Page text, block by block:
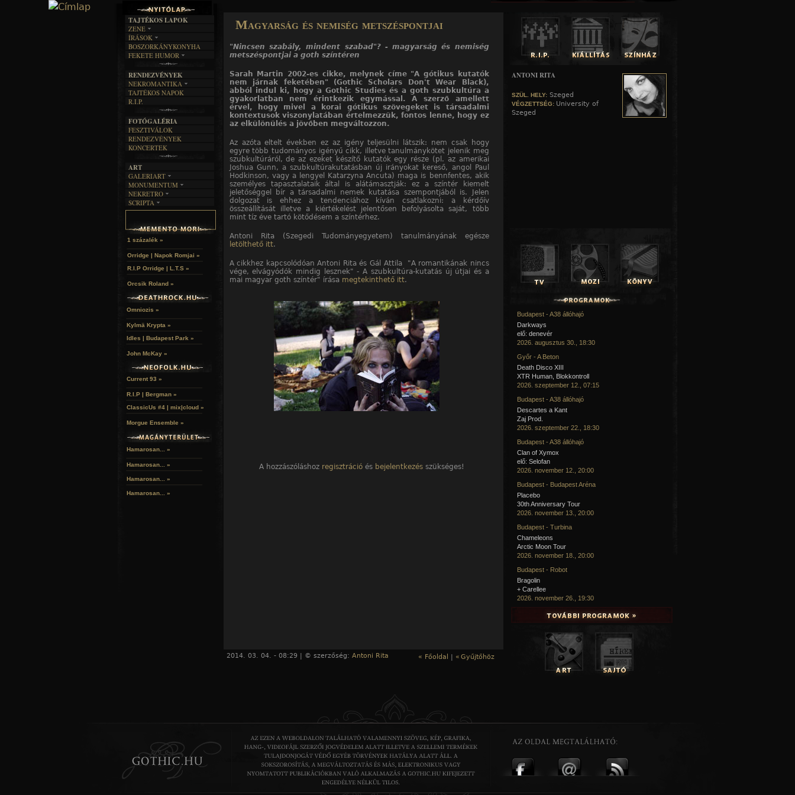
Magyarság és nemiség metszéspontjai
"Nincsen szabály, mindent szabad"? - magyarság és nemiség
metszéspontjai a goth színtéren
Sarah Martin 2002-es cikke, melynek címe "A gótikus kutatók
nem járnak feketében" (Gothic Scholars Don't Wear Black),
abból indul ki, hogy a Gothic Studies és a goth szubkultúra a
gyakorlatban nem érintkezik egymással. A szerző amellett
érvel, hogy mivel a korai gótikus szövegeket is társadalmi
kontextusok viszonylatában értelmezzük, fontos lenne, hogy ez
az elkülönülés a jövőben megváltozzon.
Az azóta eltelt években ez az igény teljesülni látszik: nem csak hogy
egyre több tudományos igényű cikk, illetve tanulmánykötet jelenik meg
szubkultúráról, de az ezeket készítő kutatók egy része (pl. az amerikai
Joshua Gunn, a szubkultúrakutatásban új irányokat kereső, angol Paul
Hodkinson, vagy a lengyel Katarzyna Ancuta) maga is bennfentes, akik
személyes tapasztalataik által is alátámasztják: ez a színtér kiemelt
jeletőséggel bír a társadalmi nemek kutatása szempontjából is. Jelen
dolgozat is ehhez a tendenciához kíván csatlakozni: a kérdőív
összeállítását illetve a kiértékelést jelentősen befolyásolta saját, több
mint tíz éve tartó kötődésem a színtérhez.
Antoni Rita (Szegedi Tudományegyetem) tanulmányának egésze
letölthető itt.
A cikkhez kapcsolódóan Antoni Rita és Gál Attila "A romantikának nincs
vége, elvágyódók mindig lesznek" - A szubkultúra-kutatás új útjai és a
mai magyar goth színtér" írása megtekinthető itt.
A hozzászóláshoz regisztrációés bejelentkezésszükséges!
2014. 03. 04. - 08:29 | © szerzőség: Antoni Rita « Főoldal | « Gyűjtőhöz
TAJTÉKOS LAPOK
ZENE
EGYÜTTESEK
INTERJÚK
FORDÍTÁSOK
DALSZÖVEGEK
ÍRÁSOK
IRODALOM
FILM
MŰVÉSZET
ÍRÁSTÖRTÉNET
BOSZORKÁNYKONYHA
FEKETE HUMOR
SZÖVEGES
RENDEZVÉNYEK
NEKROMANTIKA
AKTUÁLIS
A MÚLT
TAJTÉKOS NAPOK
R.I.P.
FOTÓGALÉRIA
FESZTIVÁLOK
RENDEZVÉNYEK
KONCERTEK
ART
GALERIART
ARTGALERI
KÉPREGÉNYEK
LAKÁSKULTS
MONUMENTUM
TEMETŐK
TEMPLOMOK
HELYEK
NEKRETRO
SZUBKULT
RELIKVIÁK
SCRIPTA
NOVELLÁK
HALÁLTÁNC
1 százalék »
Orridge | Napok Romjai »
R.I.P Orridge | L.T.S »
Orcsik Roland »
Omniozis »
Kylmä Krypta »
Idles | Budapest Park »
John McKay »
Current 93 »
R.I.P | Bergman »
ClassicUs #4 | mix|cloud »
Morgue Ensemble »
Hamarosan... »
Hamarosan... »
Hamarosan... »
Hamarosan... »
ANTONI RITA
SZÜL. HELY: Szeged
VÉGZETTSÉG: University of
Szeged
Budapest - A38 állóhajó
Darkways
elő: denevér
2026. augusztus 30., 18:30
Győr - A Beton
Death Disco XIII
XTR Human, Blokkontroll
2026. szeptember 12., 07:15
Budapest - A38 állóhajó
Descartes a Kant
Zaj Prod.
2026. szeptember 22., 18:30
Budapest - A38 állóhajó
Clan of Xymox
elő: Selofan
2026. november 12., 20:00
Budapest - Budapest Aréna
Placebo
30th Anniversary Tour
2026. november 13., 20:00
Budapest - Turbina
Chameleons
Arctic Moon Tour
2026. november 18., 20:00
Budapest - Robot
Bragolin
+ Carellee
2026. november 26., 19:30